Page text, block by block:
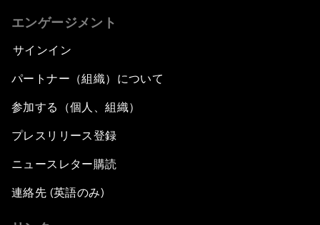
エンゲージメント
サインイン
パートナー（組織）について
参加する（個人、組織）
プレスリリース登録
ニュースレター購読
連絡先 (英語のみ)